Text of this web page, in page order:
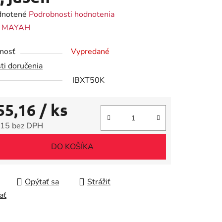
Podrobnosti hodnotenia
MAYAH
Vypredané
doručenia
IBXT50K
/ ks
bez DPH
DO KOŠÍKA
Opýtať sa
Strážiť